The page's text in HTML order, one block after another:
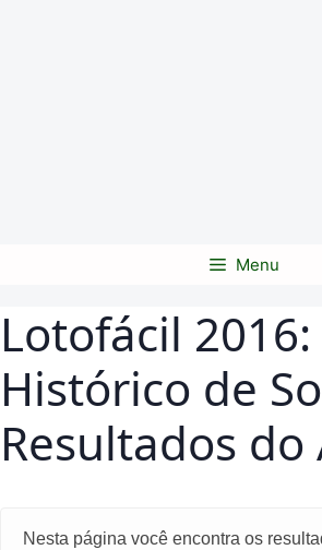
Menu
Lotofácil 2016:
Histórico de
Resultados do
Nesta página você encontra os